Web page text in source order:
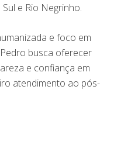
e Rio Negrinho.
e foco em
busca oferecer
e confiança em
atendimento ao pós-